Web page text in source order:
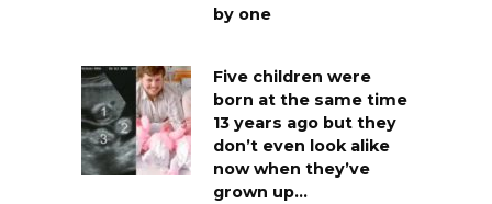
by one
Five children were
born at the same time
13 years ago but they
don’t even look alike
now when they’ve
grown up…